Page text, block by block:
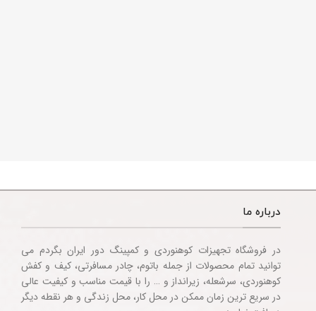
درباره ما
در فروشگاه تجهیزات کوهنوردی و کمپینگ دور ایران بگردم می
توانید تمام محصولات از جمله باتوم، چادر مسافرتی، کیف و کفش
کوهنوردی، سرشعله، زیرانداز و … را با قیمت مناسب و کیفیت عالی
در سریع ترین زمان ممکن در محل کار، محل زندگی و هر نقطه دیگر